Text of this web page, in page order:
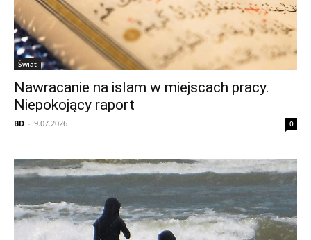
Świat
Nawracanie na islam w miejscach pracy.
Niepokojący raport
BD - 9.07.2026 0